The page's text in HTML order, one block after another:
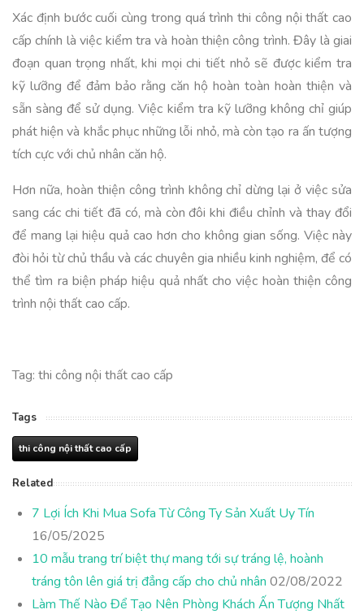
Xác định bước cuối cùng trong quá trình thi công nội thất cao
cấp chính là việc kiểm tra và hoàn thiện công trình. Đây là giai
đoạn quan trọng nhất, khi mọi chi tiết nhỏ sẽ được kiểm tra
kỹ lưỡng để đảm bảo rằng căn hộ hoàn toàn hoàn thiện và
sẵn sàng để sử dụng. Việc kiểm tra kỹ lưỡng không chỉ giúp
phát hiện và khắc phục những lỗi nhỏ, mà còn tạo ra ấn tượng
tích cực với chủ nhân căn hộ.
Hơn nữa, hoàn thiện công trình không chỉ dừng lại ở việc sửa
sang các chi tiết đã có, mà còn đôi khi điều chỉnh và thay đổi
để mang lại hiệu quả cao hơn cho không gian sống. Việc này
đòi hỏi từ chủ thầu và các chuyên gia nhiều kinh nghiệm, để có
thể tìm ra biện pháp hiệu quả nhất cho việc hoàn thiện công
trình nội thất cao cấp.
Tag: thi công nội thất cao cấp
Tags
thi công nội thất cao cấp
Related
7 Lợi Ích Khi Mua Sofa Từ Công Ty Sản Xuất Uy Tín
16/05/2025
10 mẫu trang trí biệt thự mang tới sự tráng lệ, hoành
tráng tôn lên giá trị đẳng cấp cho chủ nhân 02/08/2022
Làm Thế Nào Để Tạo Nên Phòng Khách Ấn Tượng Nhất